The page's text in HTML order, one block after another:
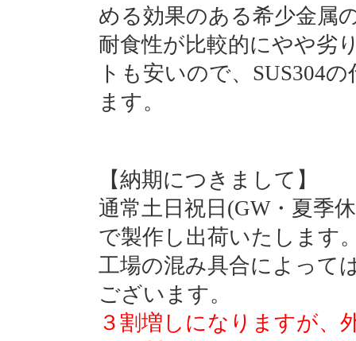
める効果のある希少金属
耐食性が比較的にやや劣
トも安いので、SUS304
ます。
【納期につきまして】
通常土日祝日(GW・夏季
で製作し出荷いたします
工場の混み具合によって
ございます。
３割増しになりますが、